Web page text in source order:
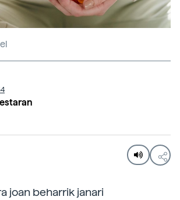
joan beharrik janari